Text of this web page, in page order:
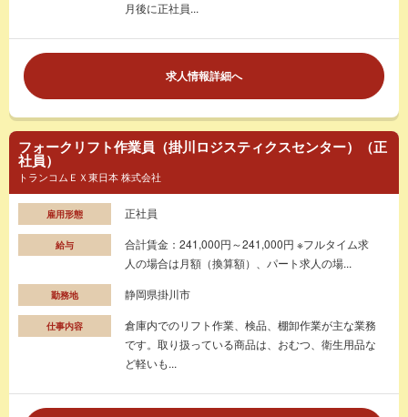
月後に正社員...
求人情報詳細へ
フォークリフト作業員（掛川ロジスティクスセンター）（正
社員）
トランコムＥＸ東日本 株式会社
雇用形態 正社員
給与
合計賃金：241,000円～241,000円 ※フルタイム求
人の場合は月額（換算額）、パート求人の場...
勤務地 静岡県掛川市
仕事内容
倉庫内でのリフト作業、検品、棚卸作業が主な業務
です。取り扱っている商品は、おむつ、衛生用品な
ど軽いも...